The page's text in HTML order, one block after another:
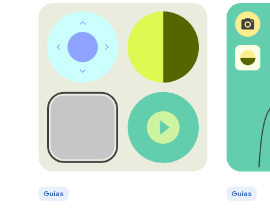
Guias Guias